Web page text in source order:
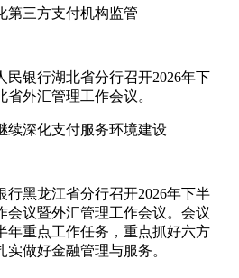
第三方支付机构监管
民银行湖北省分行召开2026年下
外汇管理工作会议。
续深化支付服务环境建设
行黑龙江省分行召开2026年下半
会议暨外汇管理工作会议。会议
年重点工作任务，重点抓好六方
做好金融管理与服务。